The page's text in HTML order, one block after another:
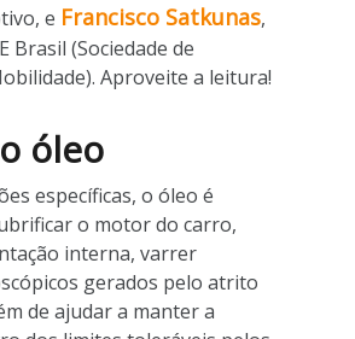
e Francisco Satkunas,
Brasil (Sociedade de
Aproveite a leitura!
óleo
específicas, o óleo é
o motor do carro,
interna, varrer
gerados pelo atrito
de ajudar a manter a